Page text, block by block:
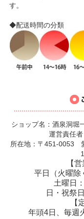
す。
◆配送時間の分類
ショップ名：酒泉洞堀
運営責任
所在地：〒451-0053
【
平日（火曜除
土曜日
日・祝祭
【
年頭4日、毎週